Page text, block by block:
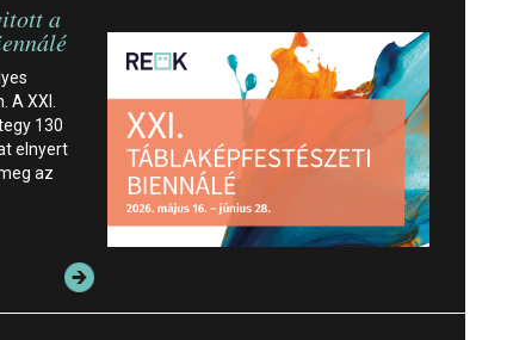
a
XXI.
130
elnyert
az